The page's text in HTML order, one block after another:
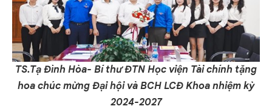
TS.Tạ Đình Hòa- Bí thư ĐTN Học viện Tài chính tặng
hoa chúc mừng Đại hội và BCH LCĐ Khoa nhiệm kỳ
2024-2027